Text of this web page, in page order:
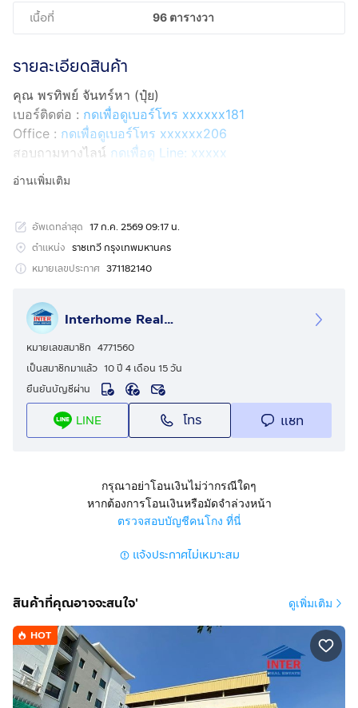
เนื้อที่ 96 ตารางวา
รายละเอียดสินค้า
คุณ พรทิพย์ จันทร์หา (ปุ๋ย)
เบอร์ติดต่อ : กดเพื่อดูเบอร์โทร xxxxxx181
Office : กดเพื่อดูเบอร์โทร xxxxxx206
สอบถามทางไลน์ กดเพื่อดู Line: xxxxx
Line ID: @interhome
ขนาด 96 ตร.ว.
ที่ตั้ง : ถ.กำแพงเพชร เขตราชเทวี กรุงเทพมหานคร
รายละเอียด
ใกล้ ติดแอร์พอร์ตลิงค์ สถานีมักกะสัน
ขายที่ดินพร้อมผู้เช่า ถนนกำแพงเพชร7 (ถ.เพชรบุรีตัดใหม่)
ติดแอร์พอร์ตลิงค์ สถานีมักกะสัน ถนนกำแพงเพชร (ถนน
เพชรบุรีตัดใหม่) แขวงมักกะสัน เขตราชเทวี
กรุงเทพมหานคร
ที่ดินพร้อมสิ่งปลูกสร้าง ติดถนนกำแพงเพชร7 ติดแอร์พอร์ต
ลิงค์ มักกะสัน ขายพร้อมผู้เช่า เก็บค่าเช่า 197,000 บาท/
เดือน ปัจจุบันให้บริษัทขนส่งเช่า สัญญาเช่า 2 ปี ค่าเช่าเดือน
(ต่อทุก 2 ปี) และให้ร้านอาหารเดลิเวอรี่เช่า สัญญาเช่า 3 ปี
เดือนละ 50,526 บาท/เดือน ที่ดินกว้าง 23 เมตร ลึก 17 เมตร
ลักษณะเด่น
ที่ดินย่านใจกลางเมือง ขายพร้อมผู้เช่า ผลตอบแทนดี สภาพ
แวดล้อมย่านโรงแรม อพาร์ทเม้นต์ ติดแอร์พอร์ตลิงค์
มักกะสัน ย่านธุกิจ
อ่านเพิ่มเติม
อัพเดทล่าสุด 17 ก.ค. 2569 09:17 น.
ตำแหน่ง ราชเทวี กรุงเทพมหานคร
หมายเลขประกาศ 371182140
Interhome Realty Estate
หมายเลขสมาชิก 4771560
เป็นสมาชิกมาแล้ว 10 ปี 4 เดือน 15 วัน
ยืนยันบัญชีผ่าน
LINE โทร แชท
กรุณาอย่าโอนเงินไม่ว่ากรณีใดๆ
หากต้องการโอนเงินหรือมัดจำล่วงหน้า
ตรวจสอบบัญชีคนโกง ที่นี่
แจ้งประกาศไม่เหมาะสม
สินค้าที่คุณอาจจะสนใจ' ดูเพิ่มเติม
HOT